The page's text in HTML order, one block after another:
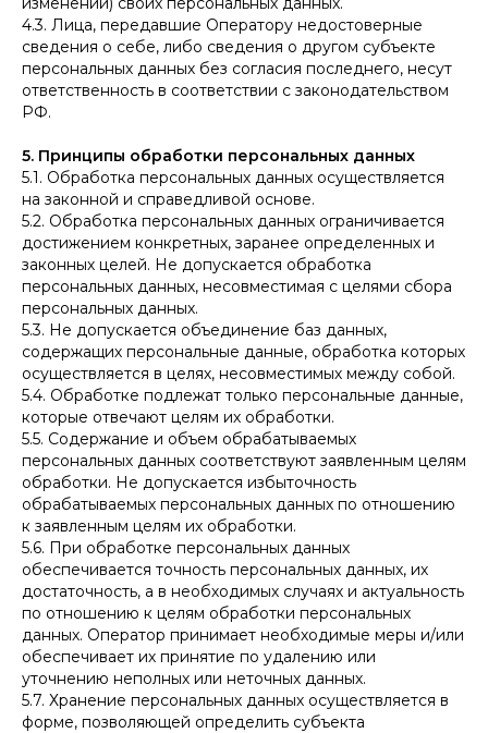
4.3. Лица, передавшие Оператору недостоверные
сведения о себе, либо сведения о другом субъекте
персональных данных без согласия последнего, несут
ответственность в соответствии с законодательством
РФ.
5. Принципы обработки персональных данных
5.1. Обработка персональных данных осуществляется
на законной и справедливой основе.
5.2. Обработка персональных данных ограничивается
достижением конкретных, заранее определенных и
законных целей. Не допускается обработка
персональных данных, несовместимая с целями сбора
персональных данных.
5.3. Не допускается объединение баз данных,
содержащих персональные данные, обработка которых
осуществляется в целях, несовместимых между собой.
5.4. Обработке подлежат только персональные данные,
которые отвечают целям их обработки.
5.5. Содержание и объем обрабатываемых
персональных данных соответствуют заявленным целям
обработки. Не допускается избыточность
обрабатываемых персональных данных по отношению
к заявленным целям их обработки.
5.6. При обработке персональных данных
обеспечивается точность персональных данных, их
достаточность, а в необходимых случаях и актуальность
по отношению к целям обработки персональных
данных. Оператор принимает необходимые меры и/или
обеспечивает их принятие по удалению или
уточнению неполных или неточных данных.
5.7. Хранение персональных данных осуществляется в
форме, позволяющей определить субъекта